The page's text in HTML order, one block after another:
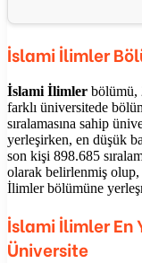
İslami İlimler
İslami İlimler bölümü,
farklı üniversitede
sıralamasına sahip
yerleşirken, en düşük
son kişi 898.685
olarak belirlenmiş olup,
İlimler bölümüne
İslami İlimler En
Üniversite